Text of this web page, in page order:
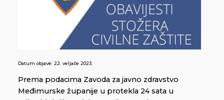
Datum objave: 22. veljače 2023.
Prema podacima Zavoda za javno zdravstvo
Međimurske županije u protekla 24 sata u